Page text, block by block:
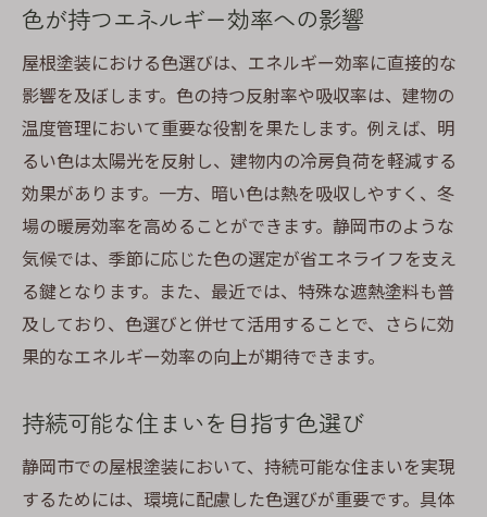
色が持つエネルギー効率への影響
屋根塗装における色選びは、エネルギー効率に直接的な
影響を及ぼします。色の持つ反射率や吸収率は、建物の
温度管理において重要な役割を果たします。例えば、明
るい色は太陽光を反射し、建物内の冷房負荷を軽減する
効果があります。一方、暗い色は熱を吸収しやすく、冬
場の暖房効率を高めることができます。静岡市のような
気候では、季節に応じた色の選定が省エネライフを支え
る鍵となります。また、最近では、特殊な遮熱塗料も普
及しており、色選びと併せて活用することで、さらに効
果的なエネルギー効率の向上が期待できます。
持続可能な住まいを目指す色選び
静岡市での屋根塗装において、持続可能な住まいを実現
するためには、環境に配慮した色選びが重要です。具体